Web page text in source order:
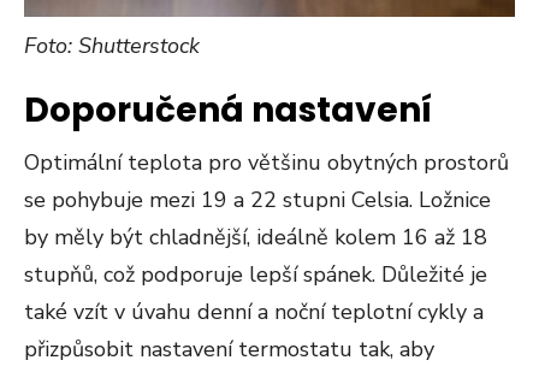
Foto: Shutterstock
Doporučená nastavení
Optimální teplota pro většinu obytných prostorů
se pohybuje mezi 19 a 22 stupni Celsia. Ložnice
by měly být chladnější, ideálně kolem 16 až 18
stupňů, což podporuje lepší spánek. Důležité je
také vzít v úvahu denní a noční teplotní cykly a
přizpůsobit nastavení termostatu tak, aby